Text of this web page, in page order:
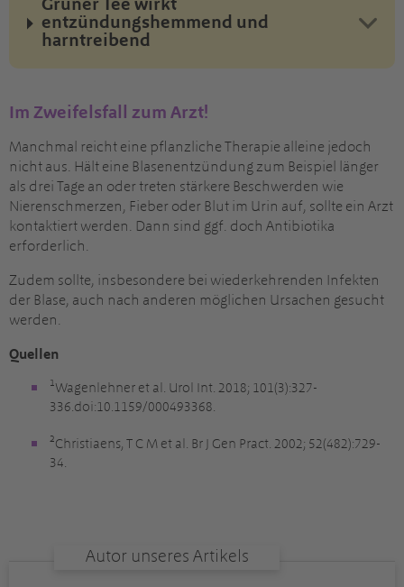
Grüner Tee wirkt
entzündungshemmend und
harntreibend
Im Zweifelsfall zum Arzt!
Manchmal reicht eine pflanzliche Therapie alleine jedoch
nicht aus. Hält eine Blasenentzündung zum Beispiel länger
als drei Tage an oder treten stärkere Beschwerden wie
Nierenschmerzen, Fieber oder Blut im Urin auf, sollte ein Arzt
kontaktiert werden. Dann sind ggf. doch Antibiotika
erforderlich.
Zudem sollte, insbesondere bei wiederkehrenden Infekten
der Blase, auch nach anderen möglichen Ursachen gesucht
werden.
Quellen
¹Wagenlehner et al. Urol Int. 2018; 101(3):327-
336.doi:10.1159/000493368.
²Christiaens, T C M et al. Br J Gen Pract. 2002; 52(482):729-
34.
Autor unseres Artikels